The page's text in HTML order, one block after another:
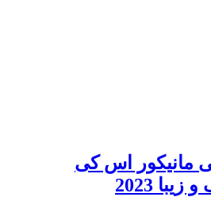
مانیکور اس کی
2023